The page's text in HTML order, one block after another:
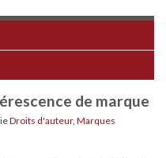
de marque
Droits d'auteur, Marques